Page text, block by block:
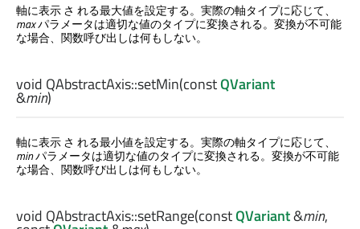
軸に表示 さ れる最大値を設定する。実際の軸タイプに応じて、
maxパラメータは適切な値のタイプに変換される。変換が不可能
な場合、関数呼び出しは何もしない。
void QAbstractAxis::setMin(constQVariant
&min)
軸に表示 さ れる最小値を設定する。実際の軸タイプに応じて、
minパラメータは適切な値のタイプに変換される。変換が不可能
な場合、関数呼び出しは何もしない。
void QAbstractAxis::setRange(constQVariant&min,